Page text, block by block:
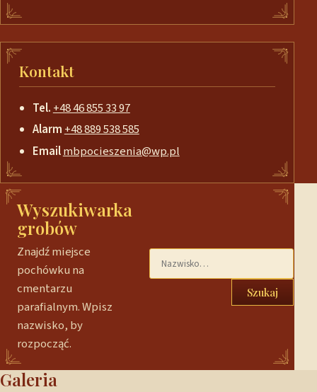
Kontakt
Tel. +48 46 855 33 97
Alarm+48 889 538 585
Emailmbpocieszenia@wp.pl
Wyszukiwarka
grobów
Znajdź miejsce
pochówku na
cmentarzu
parafialnym. Wpisz
nazwisko, by
rozpocząć.
Szukaj
Galeria